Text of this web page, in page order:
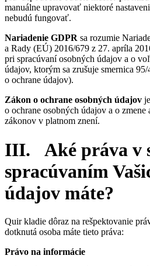
manuálne upravovať niektoré
nebudú fungovať.
Nariadenie GDPR sa rozumie
a Rady (EÚ) 2016/679 z 27. apríla
pri spracúvaní osobných údajov a o
údajov, ktorým sa zrušuje smernica
o ochrane údajov).
Zákon o ochrane osobných údajov
o ochrane osobných údajov a o
zákonov v platnom znení.
III. Aké práva v
spracúvaním
údajov máte?
Quir kladie dôraz na rešpektovanie
dotknutá osoba máte tieto práva:
Právo na informácie